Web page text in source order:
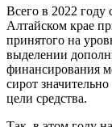
Всего в 2022
Алтайском крае
принятого на
выделении
финансирования
сирот
цели средства.